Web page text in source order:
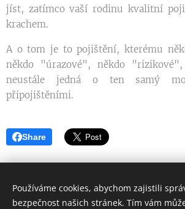
jíst, zatímco vaší rodinu kvalitní
krachem.
A o tom je to pojištění, kterému
někdo "úrazové", někdo
neustále jedná o ten samý
připojištěními.
Share
Používáme cookies, abychom zajistili
bezpečnost našich stránek. Tím vám